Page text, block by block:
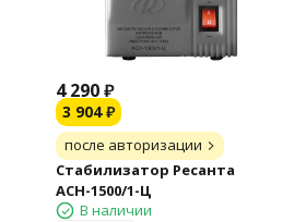
4 290₽
3 904 ₽
после авторизации
Стабилизатор Ресанта
АСН-1500/1-Ц
В наличии